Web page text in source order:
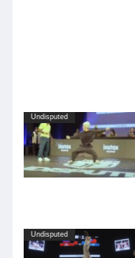
Undisputed
Undisputed